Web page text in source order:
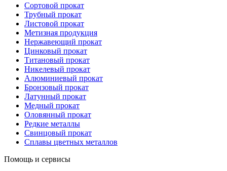
Сортовой прокат
Трубный прокат
Листовой прокат
Метизная продукция
Нержавеющий прокат
Цинковый прокат
Титановый прокат
Никелевый прокат
Алюминиевый прокат
Бронзовый прокат
Латунный прокат
Медный прокат
Оловянный прокат
Редкие металлы
Свинцовый прокат
Сплавы цветных металлов
Помощь и сервисы